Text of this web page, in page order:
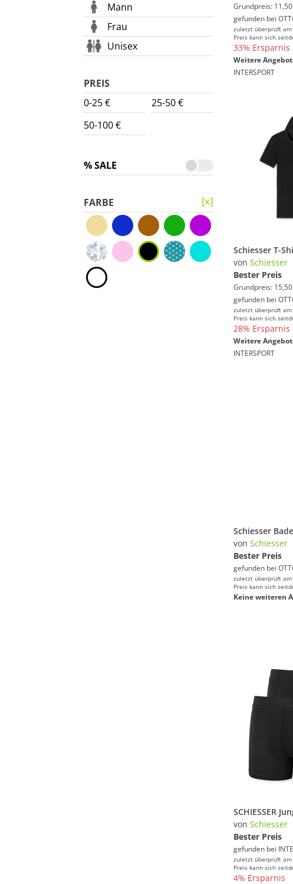
Mann
Frau
Unisex
PREIS
0-25 €
25-50 €
50-100 €
% SALE
FARBE
Grundpreis:
gefunden bei
zuletzt überprüft
Preis kann sich
33% Ersparnis
Weitere
INTERSPORT
von Schiesser
Bester Preis
Grundpreis:
gefunden bei
zuletzt überprüft
Preis kann sich
28% Ersparnis
Weitere
INTERSPORT
von Schiesser
Bester Preis
gefunden bei
zuletzt überprüft
Preis kann sich
Keine weiteren
von Schiesser
Bester Preis
gefunden bei
zuletzt überprüft
Preis kann sich
4% Ersparnis